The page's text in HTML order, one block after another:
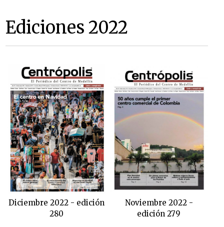
Ediciones 2022
Diciembre 2022 - edición
280
Noviembre 2022 -
edición 279